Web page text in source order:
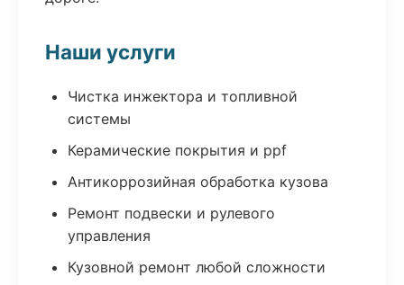
Наши услуги
Чистка инжектора и топливной
системы
Керамические покрытия и ppf
Антикоррозийная обработка кузова
Ремонт подвески и рулевого
управления
Кузовной ремонт любой сложности